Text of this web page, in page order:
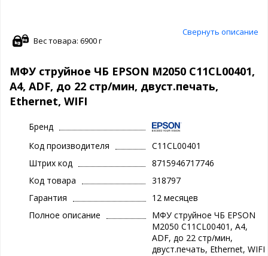
Свернуть описание
Вес товара: 6900 г
МФУ струйное ЧБ EPSON M2050 C11CL00401,
А4, ADF, до 22 стр/мин, двуст.печать,
Ethernet, WIFI
Бренд
Код производителя
C11CL00401
Штрих код
8715946717746
Код товара
318797
Гарантия
12 месяцев
Полное описание
МФУ струйное ЧБ EPSON
M2050 C11CL00401, А4,
ADF, до 22 стр/мин,
двуст.печать, Ethernet, WIFI